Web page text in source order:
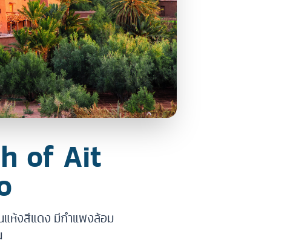
of Ait
แห้งสีแดง มีกำแพงล้อม